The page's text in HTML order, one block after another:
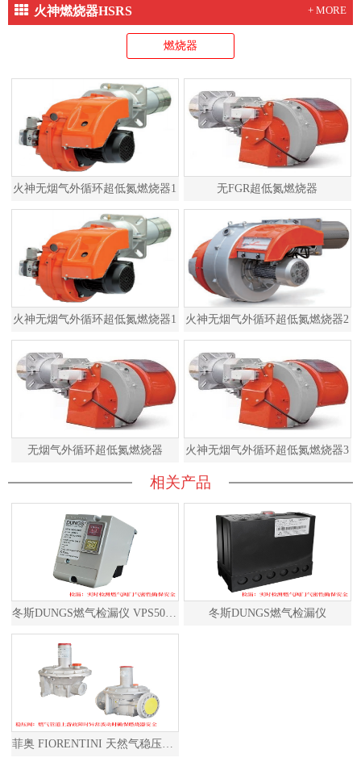
火神燃烧器HSRS + MORE
燃烧器
火神无烟气外循环超低氮燃烧器1 无FGR超低氮燃烧器
火神无烟气外循环超低氮燃烧器1 火神无烟气外循环超低氮燃烧器2
无烟气外循环超低氮燃烧器 火神无烟气外循环超低氮燃烧器3
相关产品
冬斯DUNGS燃气检漏仪